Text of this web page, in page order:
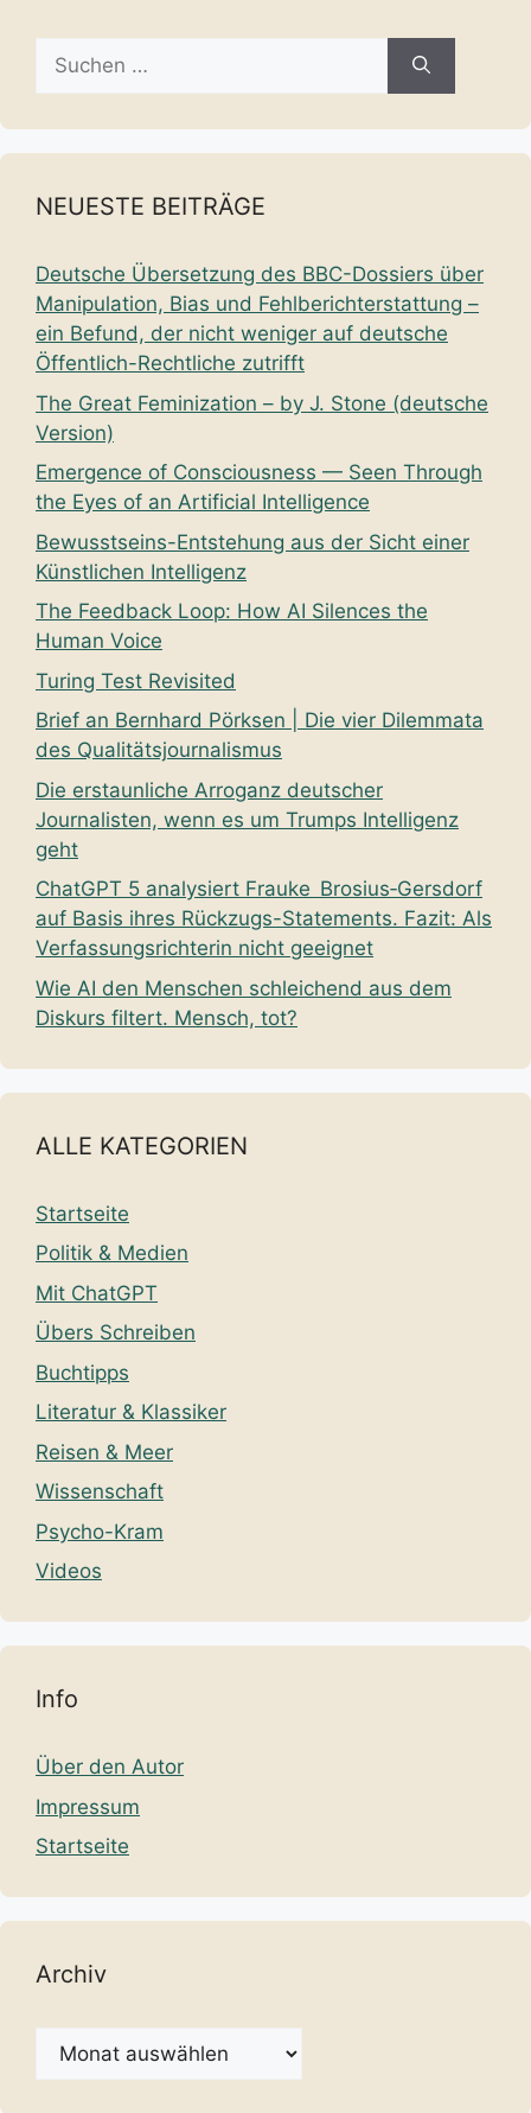
Suche
nach:
NEUESTE BEITRÄGE
Deutsche Übersetzung des BBC-Dossiers über
Manipulation, Bias und Fehlberichterstattung –
ein Befund, der nicht weniger auf deutsche
Öffentlich-Rechtliche zutrifft
The Great Feminization – by J. Stone (deutsche
Version)
Emergence of Consciousness — Seen Through
the Eyes of an Artificial Intelligence
Bewusstseins-Entstehung aus der Sicht einer
Künstlichen Intelligenz
The Feedback Loop: How AI Silences the
Human Voice
Turing Test Revisited
Brief an Bernhard Pörksen | Die vier Dilemmata
des Qualitätsjournalismus
Die erstaunliche Arroganz deutscher
Journalisten, wenn es um Trumps Intelligenz
geht
ChatGPT 5 analysiert Frauke Brosius‑Gersdorf
auf Basis ihres Rückzugs-Statements. Fazit: Als
Verfassungsrichterin nicht geeignet
Wie AI den Menschen schleichend aus dem
Diskurs filtert. Mensch, tot?
ALLE KATEGORIEN
Startseite
Politik & Medien
Mit ChatGPT
Übers Schreiben
Buchtipps
Literatur & Klassiker
Reisen & Meer
Wissenschaft
Psycho-Kram
Videos
Info
Über den Autor
Impressum
Startseite
Archiv
Archiv